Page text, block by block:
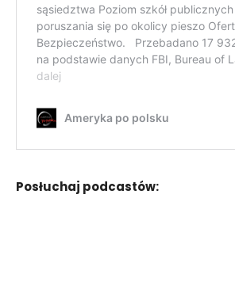
Posłuchaj podcastów: